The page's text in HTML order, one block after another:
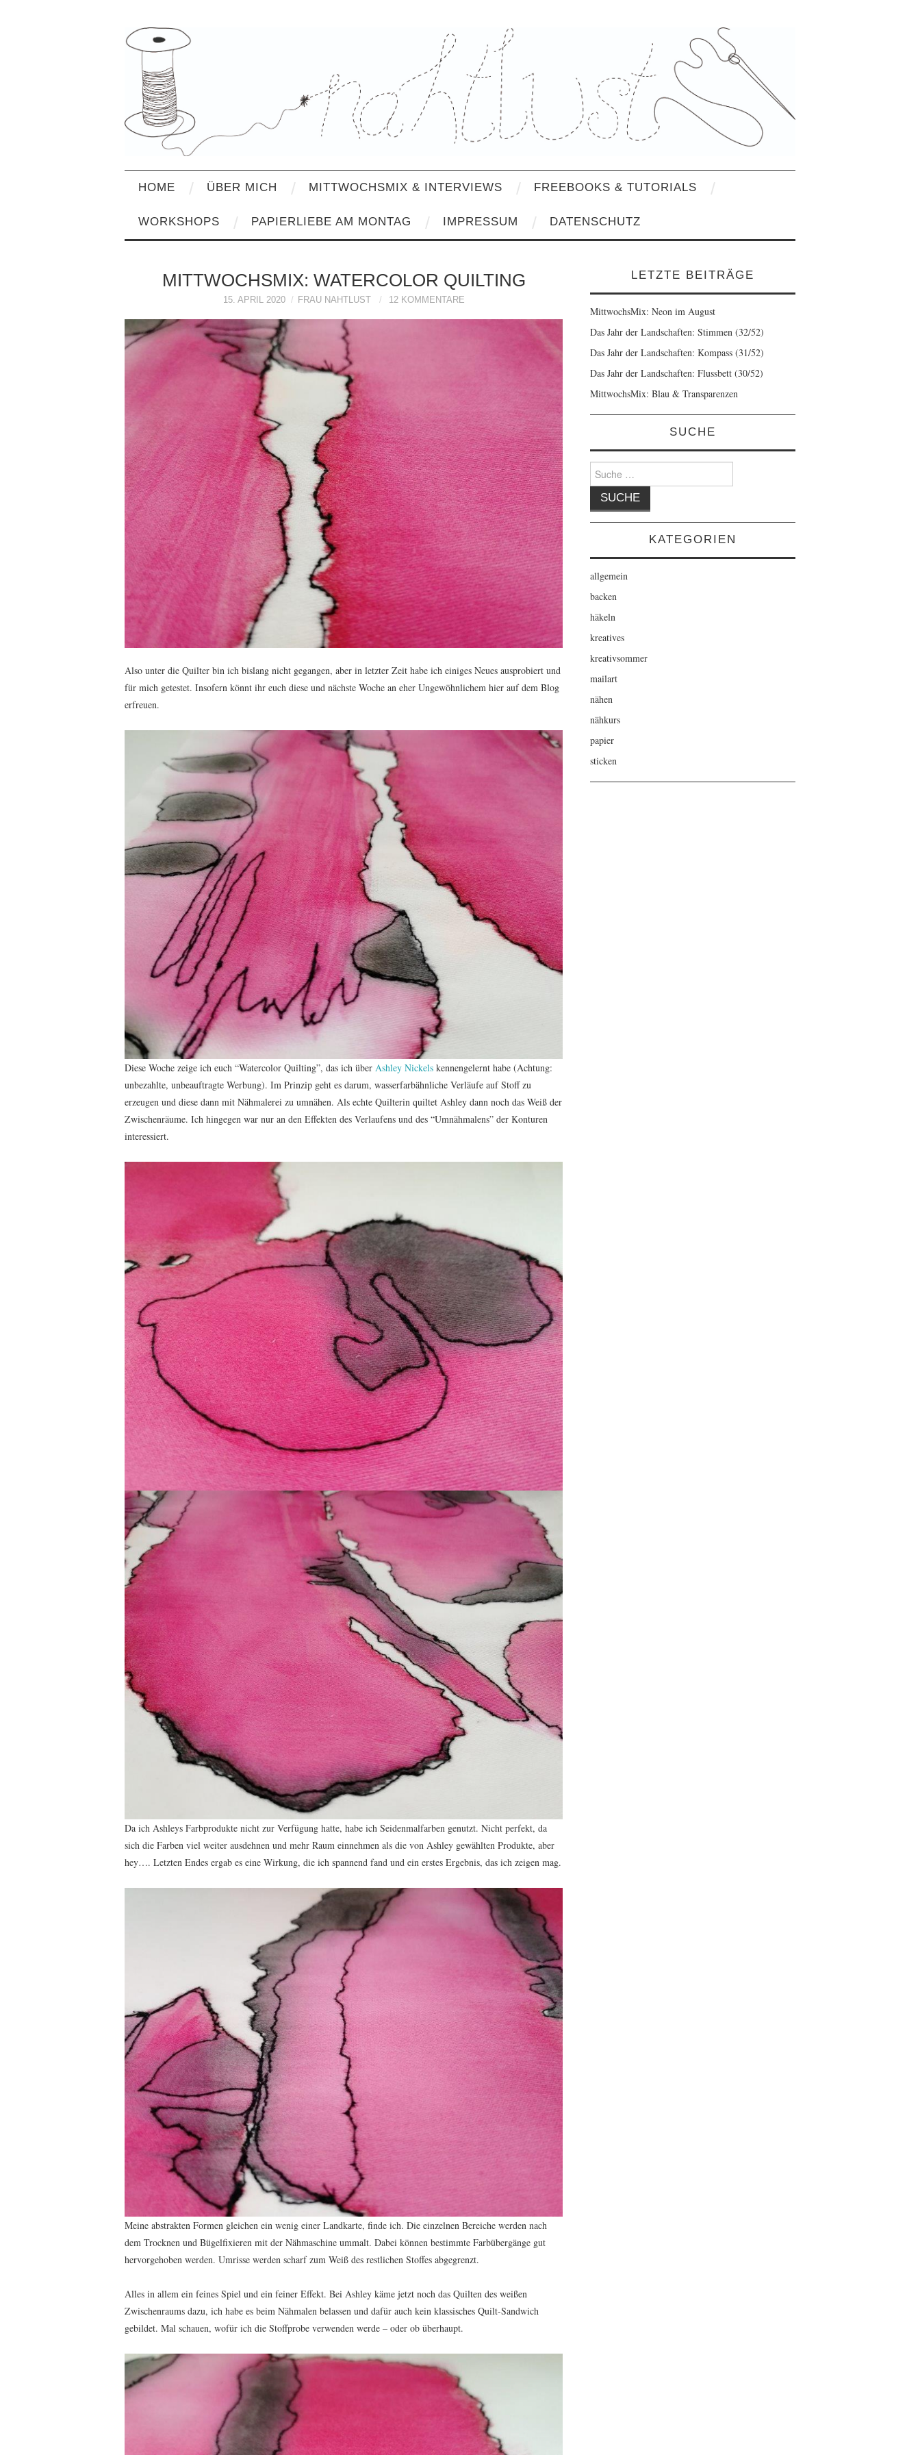
HOME ÜBER MICH MITTWOCHSMIX & INTERVIEWS FREEBOOKS & TUTORIALS
WORKSHOPS PAPIERLIEBE AM MONTAG IMPRESSUM DATENSCHUTZ
MITTWOCHSMIX: WATERCOLOR QUILTING
15. APRIL 2020 FRAU NAHTLUST 12 KOMMENTARE
Also unter die Quilter bin ich bislang nicht gegangen, aber in letzter Zeit habe ich einiges Neues ausprobiert und
für mich getestet. Insofern könnt ihr euch diese und nächste Woche an eher Ungewöhnlichem hier auf dem Blog
erfreuen.
Diese Woche zeige ich euch “Watercolor Quilting”, das ich über Ashley Nickels kennengelernt habe (Achtung:
unbezahlte, unbeauftragte Werbung). Im Prinzip geht es darum, wasserfarbähnliche Verläufe auf Stoff zu
erzeugen und diese dann mit Nähmalerei zu umnähen. Als echte Quilterin quiltet Ashley dann noch das Weiß der
Zwischenräume. Ich hingegen war nur an den Effekten des Verlaufens und des “Umnähmalens” der Konturen
interessiert.
Da ich Ashleys Farbprodukte nicht zur Verfügung hatte, habe ich Seidenmalfarben genutzt. Nicht perfekt, da
sich die Farben viel weiter ausdehnen und mehr Raum einnehmen als die von Ashley gewählten Produkte, aber
hey…. Letzten Endes ergab es eine Wirkung, die ich spannend fand und ein erstes Ergebnis, das ich zeigen mag.
Meine abstrakten Formen gleichen ein wenig einer Landkarte, finde ich. Die einzelnen Bereiche werden nach
dem Trocknen und Bügelfixieren mit der Nähmaschine ummalt. Dabei können bestimmte Farbübergänge gut
hervorgehoben werden. Umrisse werden scharf zum Weiß des restlichen Stoffes abgegrenzt.
Alles in allem ein feines Spiel und ein feiner Effekt. Bei Ashley käme jetzt noch das Quilten des weißen
Zwischenraums dazu, ich habe es beim Nähmalen belassen und dafür auch kein klassisches Quilt-Sandwich
gebildet. Mal schauen, wofür ich die Stoffprobe verwenden werde – oder ob überhaupt.
LETZTE BEITRÄGE
MittwochsMix: Neon im August
Das Jahr der Landschaften: Stimmen (32/52)
Das Jahr der Landschaften: Kompass (31/52)
Das Jahr der Landschaften: Flussbett (30/52)
MittwochsMix: Blau & Transparenzen
SUCHE
Suche
nach:
KATEGORIEN
allgemein
backen
häkeln
kreatives
kreativsommer
mailart
nähen
nähkurs
papier
sticken